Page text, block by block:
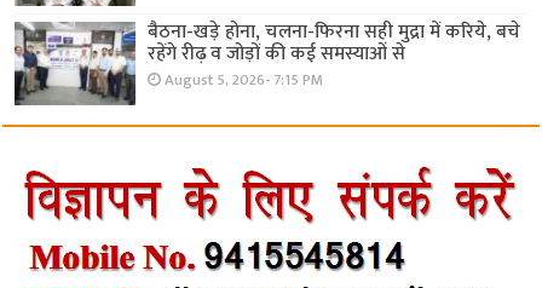
बैठना-खड़े होना, चलना-फिरना सही मुद्रा में करिये, बचे
रहेंगे रीढ़ व जोड़ों की कई समस्याओं से
August 5, 2026- 7:15 PM